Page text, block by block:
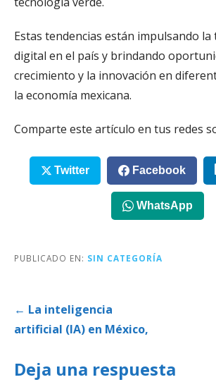
Estas tendencias están impulsando
digital en el país y brindando
crecimiento y la innovación en
la economía mexicana.
Comparte este artículo en tus redes
Twitter Facebook
WhatsApp
PUBLICADO EN: SIN CATEGORÍA
Navegación
de
← La inteligencia
artificial (IA) en México,
Deja una respuesta